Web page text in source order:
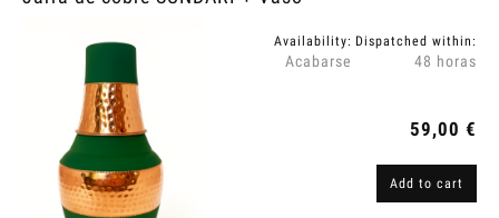
Availability:
Acabarse
Dispatched within:
48 horas
59,00 €
Add to cart